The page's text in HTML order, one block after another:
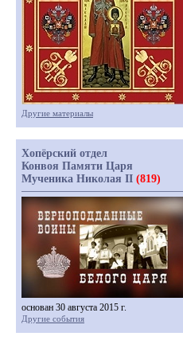
Другие материалы
Хопёрский отдел
Конвоя Памяти Царя
Мученика Николая II (819)
основан 30 августа 2015 г.
Другие события